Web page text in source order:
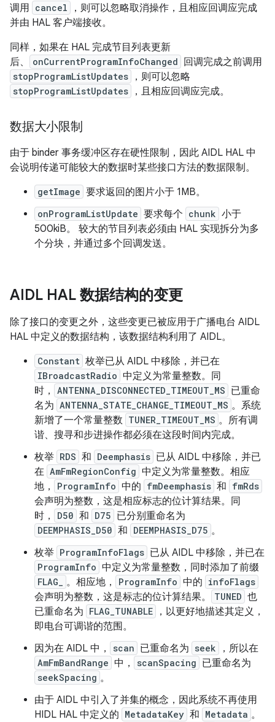
调用 cancel
，则可以忽略取消操作，且相应回调应完成
并由 HAL 客户端接收。
同样，如果在 HAL 完成节目列表更新
后、
onCurrentProgramInfoChanged 回调完成之前调用
stopProgramListUpdates ，则可以忽略
stopProgramListUpdates ，且相应回调应完成。
数据大小限制
由于 binder 事务缓冲区存在硬性限制，因此 AIDL HAL 中
会说明传递可能较大的数据时某些接口方法的数据限制。
getImage 要求返回的图片小于 1MB。
onProgramListUpdate 要求每个 chunk 小于
500kiB。 较大的节目列表必须由 HAL 实现拆分为多
个分块，并通过多个回调发送。
AIDL HAL 数据结构的变更
除了接口的变更之外，这些变更已被应用于广播电台 AIDL
HAL 中定义的数据结构，该数据结构利用了 AIDL。
Constant 枚举已从 AIDL 中移除，并已在
IBroadcastRadio 中定义为常量整数。同
时，
ANTENNA_DISCONNECTED_TIMEOUT_MS 已重命
名为 ANTENNA_STATE_CHANGE_TIMEOUT_MS 。系统
新增了一个常量整数 TUNER_TIMEOUT_MS 。所有调
谐、搜寻和步进操作都必须在这段时间内完成。
枚举 RDS 和 Deemphasis 已从 AIDL 中移除，并已
在 AmFmRegionConfig 中定义为常量整数。相应
地，
ProgramInfo 中的 fmDeemphasis 和 fmRds
会声明为整数，这是相应标志的位计算结果。同
时，
D50 和 D75 已分别重命名为
DEEMPHASIS_D50 和 DEEMPHASIS_D75 。
枚举 ProgramInfoFlags 已从 AIDL 中移除，并已在
ProgramInfo 中定义为常量整数，同时添加了前缀
FLAG_ 。相应地， ProgramInfo 中的 infoFlags
会声明为整数，这是标志的位计算结果。 TUNED 也
已重命名为 FLAG_TUNABLE
，以更好地描述其定义，
即电台可调谐的范围。
因为在 AIDL 中，
scan 已重命名为 seek ，所以在
AmFmBandRange 中， scanSpacing 已重命名为
seekSpacing 。
由于 AIDL 中引入了并集的概念，因此系统不再使用
HIDL HAL 中定义的 MetadataKey 和 Metadata 。